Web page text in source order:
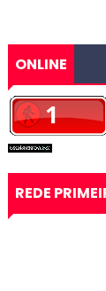
ONLINE
REDE